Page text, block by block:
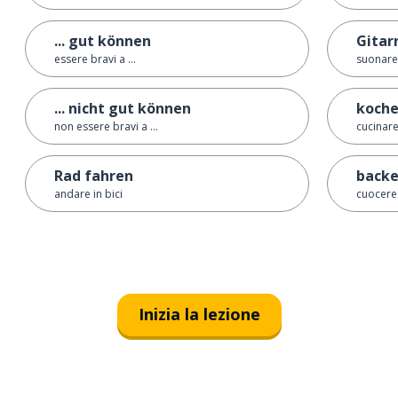
... gut können
essere bravi a ...
... nicht gut können
non essere bravi a ...
Rad fahren
andare in bici
cucinare
Inizia la lezione